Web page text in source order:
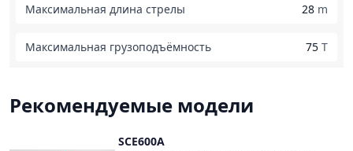
Максимальная длина стрелы 28 m
Максимальная грузоподъёмность 75 T
Рекомендуемые модели
SCE600A